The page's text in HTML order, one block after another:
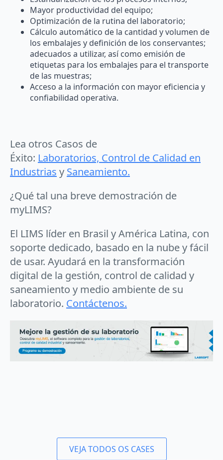
Mayor productividad del equipo;
Optimización de la rutina del laboratorio;
Cálculo automático de la cantidad y volumen de
los embalajes y definición de los conservantes;
adecuados a utilizar, así como emisión de
etiquetas para los embalajes para el transporte
de las muestras;
Acceso a la información con mayor eficiencia y
confiabilidad operativa.
Lea otros Casos de
Éxito: Laboratorios, Control de Calidad en
Industrias y Saneamiento.
¿Qué tal una breve demostración de
myLIMS?
El LIMS líder en Brasil y América Latina, con
soporte dedicado, basado en la nube y fácil
de usar. Ayudará en la transformación
digital de la gestión, control de calidad y
saneamiento y medio ambiente de su
laboratorio. Contáctenos.
VEJA TODOS OS CASES